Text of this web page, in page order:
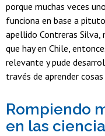
porque muchas veces
funciona en base a
apellido Contreras Silva,
que hay en Chile,
relevante y pude
través de aprender cosas
Rompiendo
en las